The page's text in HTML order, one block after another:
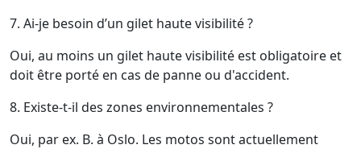
7. Ai-je besoin d’un gilet haute visibilité ?
Oui, au moins un gilet haute visibilité est obligatoire et
doit être porté en cas de panne ou d'accident.
8. Existe-t-il des zones environnementales ?
Oui, par ex. B. à Oslo. Les motos sont actuellement